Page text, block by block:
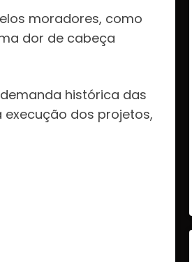
moradores, como
dor de cabeça
histórica das
execução dos projetos,